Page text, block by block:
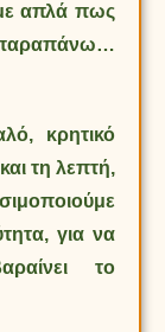
απλά πως
παραπάνω…
κρητικό
τη λεπτή,
για να
το